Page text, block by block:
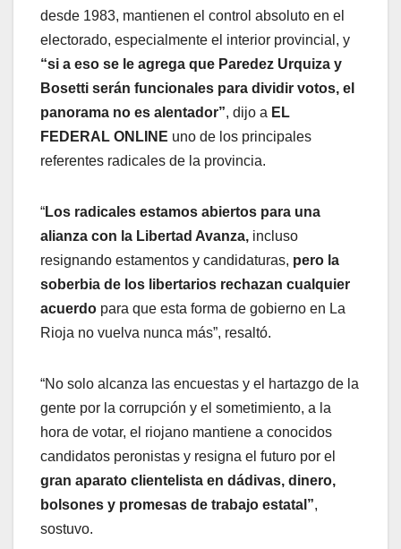
desde 1983, mantienen el control absoluto en el
electorado, especialmente el interior provincial, y
“si a eso se le agrega que Paredez Urquiza y
Bosetti serán funcionales para dividir votos, el
panorama no es alentador”, dijo a EL
FEDERAL ONLINE uno de los principales
referentes radicales de la provincia.
“Los radicales estamos abiertos para una
alianza con la Libertad Avanza, incluso
resignando estamentos y candidaturas, pero la
soberbia de los libertarios rechazan cualquier
acuerdo para que esta forma de gobierno en La
Rioja no vuelva nunca más”, resaltó.
“No solo alcanza las encuestas y el hartazgo de la
gente por la corrupción y el sometimiento, a la
hora de votar, el riojano mantiene a conocidos
candidatos peronistas y resigna el futuro por el
gran aparato clientelista en dádivas, dinero,
bolsones y promesas de trabajo estatal”,
sostuvo.